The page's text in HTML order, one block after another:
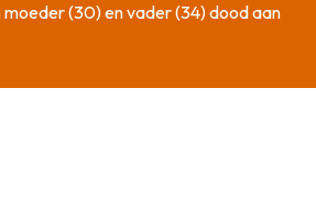
moeder (30) en vader (34) dood aan